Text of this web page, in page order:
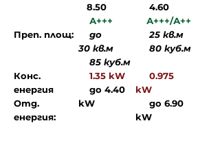
8.50
А+++
4.60
А+++/А++
Преп. площ:
до
30 кв.м
85 куб.м
25 кв.м
80 куб.м
Конс.
енергия
Отд.
енергия:
1.35 kW
до 4.40
kW
0.975
kW
до 6.90
kW